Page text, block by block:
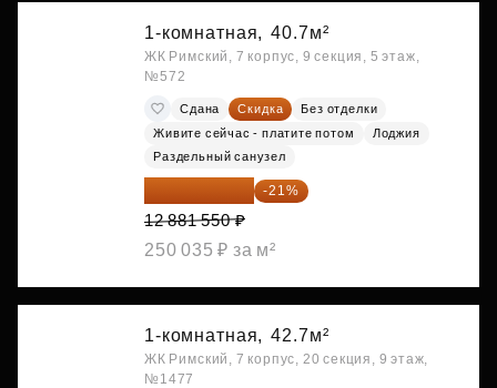
1-комнатная, 40.7м²
ЖК Римский, 7 корпус, 9 секция, 5 этаж,
№572
Сдана Скидка
Без отделки
Живите сейчас - платите потом
Лоджия
Раздельный санузел
10 176 425 ₽ -21%
12 881 550 ₽
250 035 ₽ за м²
1-комнатная, 42.7м²
ЖК Римский, 7 корпус, 20 секция, 9 этаж,
№1477